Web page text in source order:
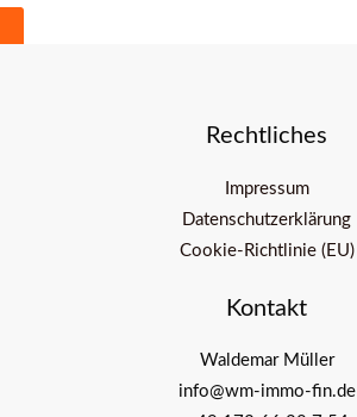
Rechtliches
Impressum
Datenschutzerklärung
Cookie-Richtlinie (EU)
Kontakt
Waldemar Müller
info@wm-immo-fin.de